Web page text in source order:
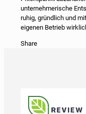
unternehmerische
ruhig, gründlich und
eigenen Betrieb
Share